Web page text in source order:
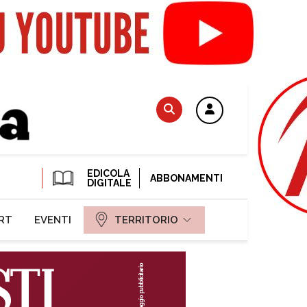
EDICOLA
DIGITALE
ABBONAMENTI
EVENTI TERRITORIO